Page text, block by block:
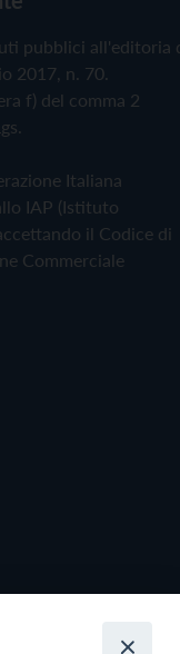
pubblici all'editoria
2017, n. 70.
f) del comma 2
Italiana
IAP (Istituto
il Codice di
Commerciale